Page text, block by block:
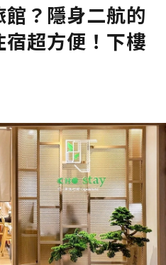
？隱身二航的
超方便！下樓